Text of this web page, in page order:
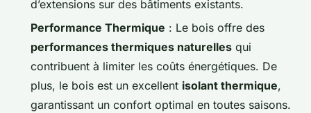
d’extensions sur des bâtiments existants.
Performance Thermique : Le bois offre des
performances thermiques naturelles qui
contribuent à limiter les coûts énergétiques. De
plus, le bois est un excellent isolant thermique,
garantissant un confort optimal en toutes saisons.